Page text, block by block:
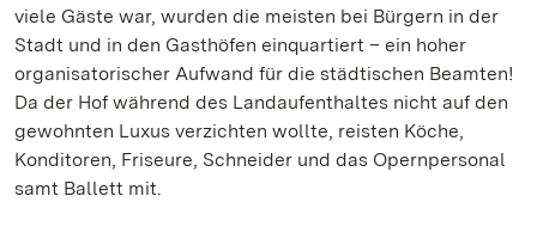
viele Gäste war, wurden die meisten bei Bürgern in der
Stadt und in den Gasthöfen einquartiert – ein hoher
organisatorischer Aufwand für die städtischen Beamten!
Da der Hof während des Landaufenthaltes nicht auf den
gewohnten Luxus verzichten wollte, reisten Köche,
Konditoren, Friseure, Schneider und das Opernpersonal
samt Ballett mit.